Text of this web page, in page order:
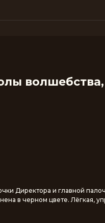
волшебства,
Директора и главной
в черном цвете. Лёгкая,